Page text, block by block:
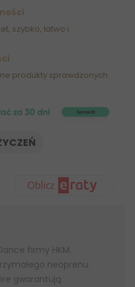
szybko, łatwo i
produkty sprawdzonych
firmy HKM.
neoprenu.
gwarantują